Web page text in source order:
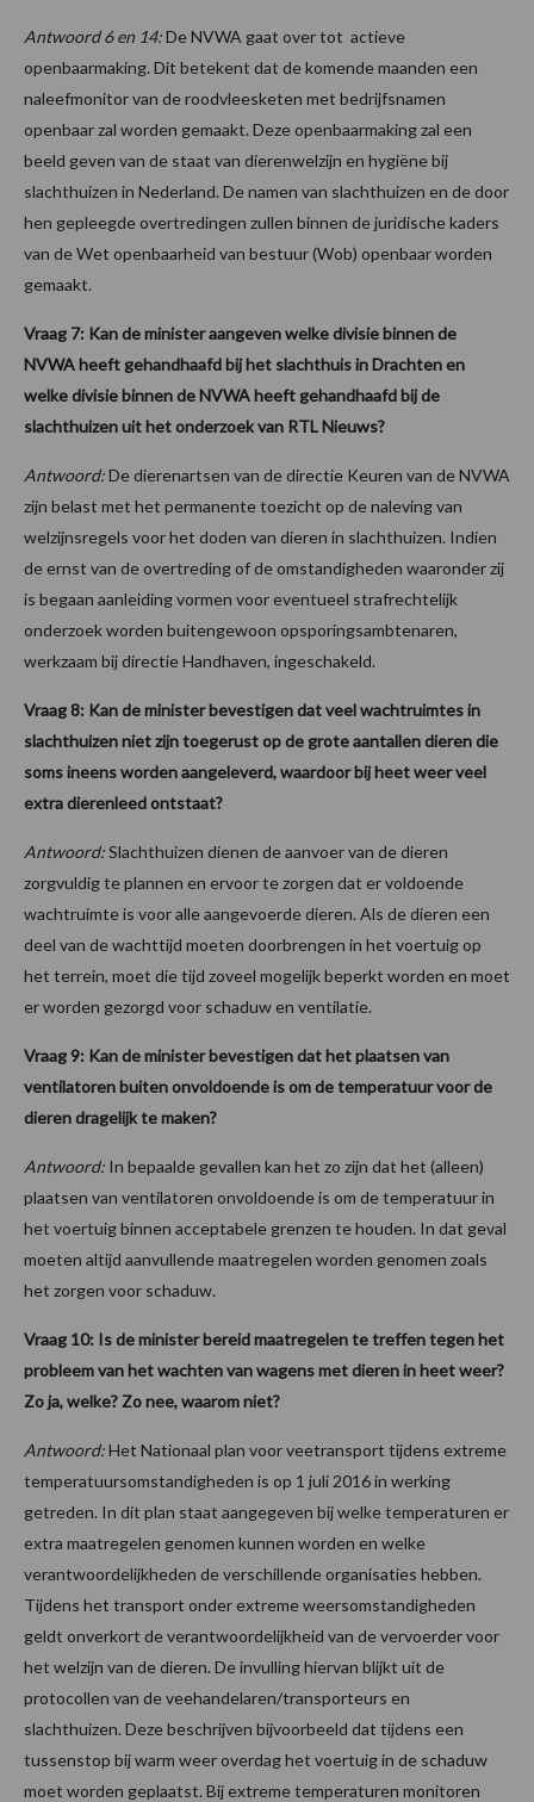
Antwoord 6 en 14:De NVWA gaat over tot actieve
openbaarmaking. Dit betekent dat de komende maanden een
naleefmonitor van de roodvleesketen met bedrijfsnamen
openbaar zal worden gemaakt. Deze openbaarmaking zal een
beeld geven van de staat van dierenwelzijn en hygiëne bij
slachthuizen in Nederland. De namen van slachthuizen en de door
hen gepleegde overtredingen zullen binnen de juridische kaders
van de Wet openbaarheid van bestuur (Wob) openbaar worden
gemaakt.
Vraag 7: Kan de minister aangeven welke divisie binnen de
NVWA heeft gehandhaafd bij het slachthuis in Drachten en
welke divisie binnen de NVWA heeft gehandhaafd bij de
slachthuizen uit het onderzoek van RTL Nieuws?
Antwoord:De dierenartsen van de directie Keuren van de NVWA
zijn belast met het permanente toezicht op de naleving van
welzijnsregels voor het doden van dieren in slachthuizen. Indien
de ernst van de overtreding of de omstandigheden waaronder zij
is begaan aanleiding vormen voor eventueel strafrechtelijk
onderzoek worden buitengewoon opsporingsambtenaren,
werkzaam bij directie Handhaven, ingeschakeld.
Vraag 8: Kan de minister bevestigen dat veel wachtruimtes in
slachthuizen niet zijn toegerust op de grote aantallen dieren die
soms ineens worden aangeleverd, waardoor bij heet weer veel
extra dierenleed ontstaat?
Antwoord:Slachthuizen dienen de aanvoer van de dieren
zorgvuldig te plannen en ervoor te zorgen dat er voldoende
wachtruimte is voor alle aangevoerde dieren. Als de dieren een
deel van de wachttijd moeten doorbrengen in het voertuig op
het terrein, moet die tijd zoveel mogelijk beperkt worden en moet
er worden gezorgd voor schaduw en ventilatie.
Vraag 9: Kan de minister bevestigen dat het plaatsen van
ventilatoren buiten onvoldoende is om de temperatuur voor de
dieren dragelijk te maken?
Antwoord: In bepaalde gevallen kan het zo zijn dat het (alleen)
plaatsen van ventilatoren onvoldoende is om de temperatuur in
het voertuig binnen acceptabele grenzen te houden. In dat geval
moeten altijd aanvullende maatregelen worden genomen zoals
het zorgen voor schaduw.
Vraag 10: Is de minister bereid maatregelen te treffen tegen het
probleem van het wachten van wagens met dieren in heet weer?
Zo ja, welke? Zo nee, waarom niet?
Antwoord:Het Nationaal plan voor veetransport tijdens extreme
temperatuursomstandigheden is op 1 juli 2016 in werking
getreden. In dit plan staat aangegeven bij welke temperaturen er
extra maatregelen genomen kunnen worden en welke
verantwoordelijkheden de verschillende organisaties hebben.
Tijdens het transport onder extreme weersomstandigheden
geldt onverkort de verantwoordelijkheid van de vervoerder voor
het welzijn van de dieren. De invulling hiervan blijkt uit de
protocollen van de veehandelaren/transporteurs en
slachthuizen. Deze beschrijven bijvoorbeeld dat tijdens een
tussenstop bij warm weer overdag het voertuig in de schaduw
moet worden geplaatst. Bij extreme temperaturen monitoren